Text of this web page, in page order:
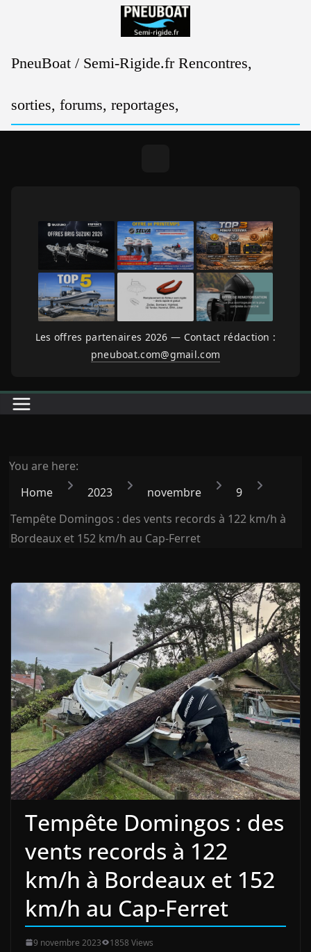
PneuBoat / Semi-Rigide.fr Rencontres,
sorties, forums, reportages,
Les offres partenaires 2026 — Contact rédaction :
pneuboat.com@gmail.com
You are here:
Home
2023 novembre
9
Tempête Domingos : des vents records à 122 km/h à
Bordeaux et 152 km/h au Cap-Ferret
Tempête Domingos : des
vents records à 122
km/h à Bordeaux et 152
km/h au Cap-Ferret
9 novembre 2023 1858 Views